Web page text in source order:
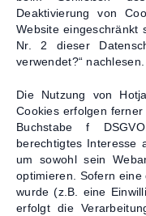
Deaktivierung von
Website eingeschränkt
Nr. 2 dieser
verwendet?“ nachlesen.
Die Nutzung von
Cookies erfolgen
Buchstabe f
berechtigtes Interesse
um sowohl sein
optimieren. Sofern
wurde (z.B. eine
erfolgt die